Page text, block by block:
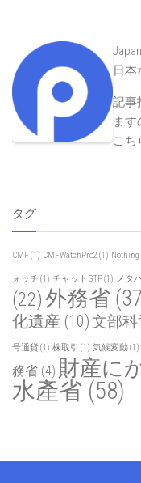
日本
記事
ます
こち
タグ
CMF (1) CMFWatchPro2 (1) Nothing
ォッチ (1) チャットGTP(1) メタ
(22)外務省
化遺産 (10)文部
号通貨(1) 株取引 (1) 気候変動(1)
務省 (4) 財産に
水產省 (58)